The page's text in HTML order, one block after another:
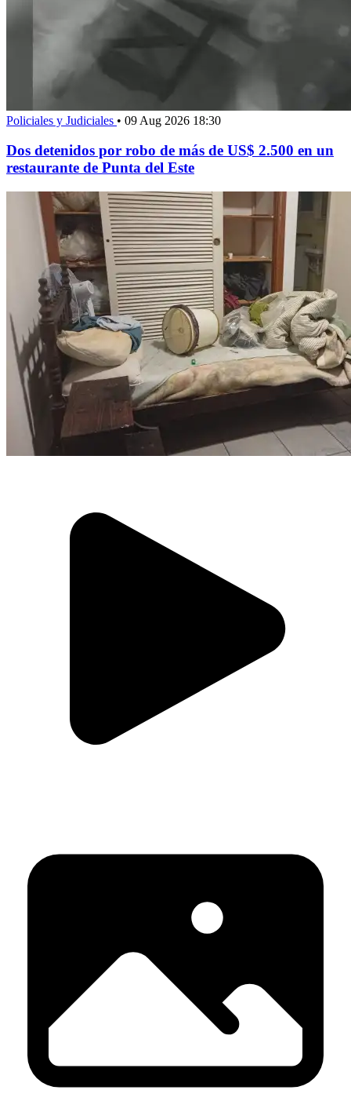
Policiales y Judiciales • 09 Aug 2026 18:30
Dos detenidos por robo de más de US$ 2.500 en un
restaurante de Punta del Este